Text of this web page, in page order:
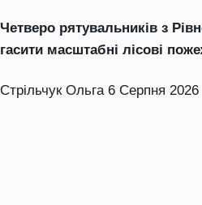
Четверо рятувальників з
гасити масштабні лісові
Стрільчук Ольга 6 Серпня 2026